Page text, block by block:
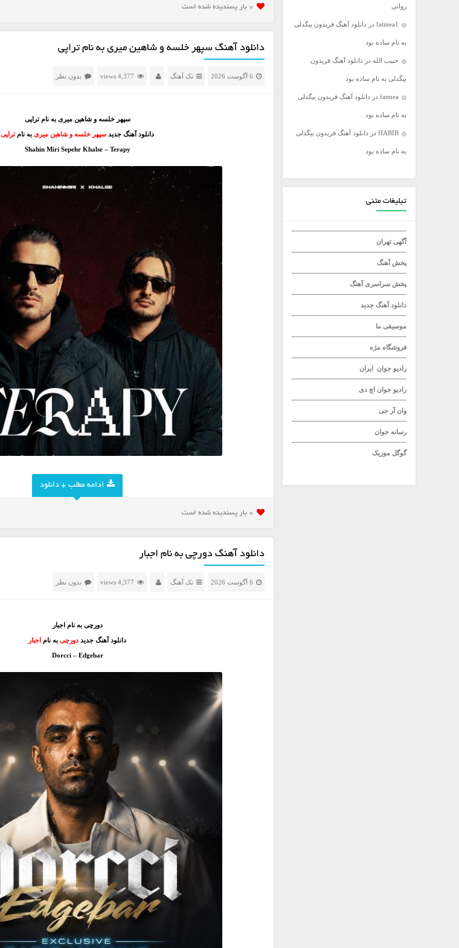
محسن یگانه
محمد رضا گلزار
محمد علیزاده
مرتضی اشرفی
مرتضی سرمدی
مهدی جهانی
مهدی یغمایی
میثم ابراهیمی
میلاد راستاد
روانی
fatmea1 در دانلود آهنگ فریدون بیگدلی
به نام ساده بود
حبیب الله در دانلود آهنگ فریدون
بیگدلی به نام ساده بود
fatmea در دانلود آهنگ فریدون بیگدلی
به نام ساده بود
HABIB در دانلود آهنگ فریدون بیگدلی
به نام ساده بود
تبلیغات متنی
آگهی تهران
پخش آهنگ
پخش سراسری آهنگ
دانلود آهنگ جدید
موسیقی ما
فروشگاه مژه
رادیو جوان ایران
رادیو جوان اچ دی
وان آر جی
رسانه جوان
گوگل موزیک
0 بار پسنديده شده است
دانلود آهنگ سپهر خلسه و شاهین میری به نام تراپی
6 آگوست 2026 تک آهنگ 4,377 views بدون نظر
سپهر خلسه و شاهین میری به نام تراپی
دانلود آهنگ جدید سپهر خلسه و شاهین میری به نامتراپی
Shahin Miri Sepehr Khalse – Terapy
ادامه مطلب + دانلود
0 بار پسنديده شده است
دانلود آهنگ دورچی به نام اجبار
6 آگوست 2026 تک آهنگ 4,377 views بدون نظر
دورچی به نام اجبار
دانلود آهنگ جدید دورچی به نام اجبار
Dorcci – Edgebar